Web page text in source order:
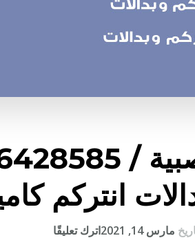
انتركم
مارس 14, 2021 اترك تعليقًا